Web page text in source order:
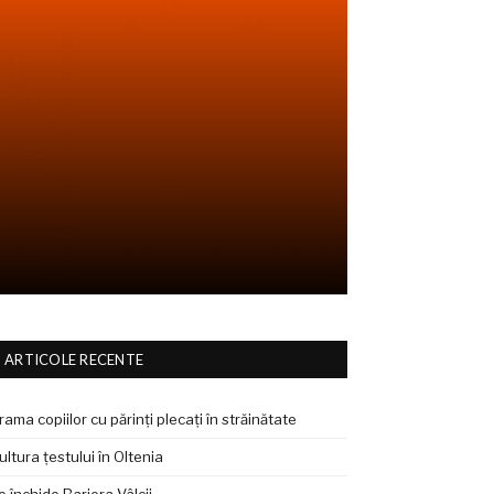
ARTICOLE RECENTE
copiilor cu părinți plecați în străinătate
țestului în Oltenia